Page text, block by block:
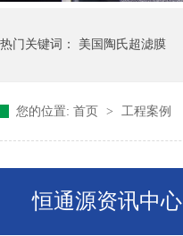
热门关键词： 美国陶氏超滤膜
您的位置: 首页 > 工程案例
恒通源资讯中心